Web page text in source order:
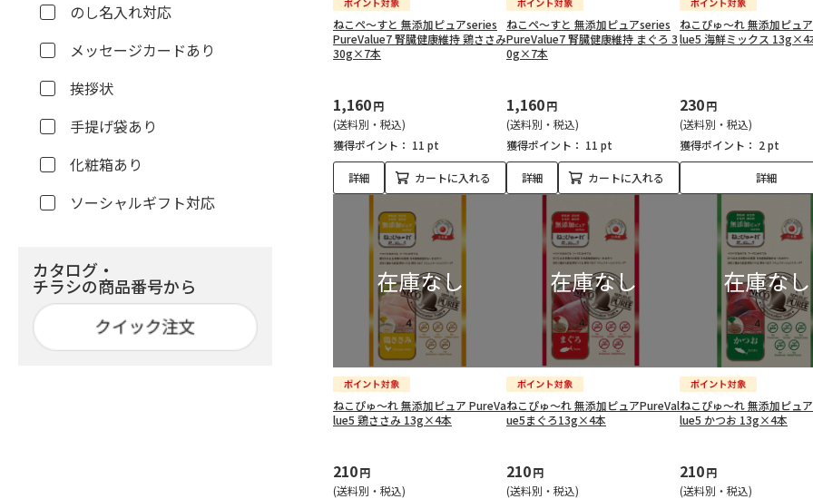
ねこペ～すと 無添加ピュアseries
PureValue7 腎臓健康維持 鶏ささみ
30g×7本
1,160円
(送料別・税込)
獲得ポイント： 11 pt
詳細 カートに入れる
ねこペ～すと 無添加ピュアseries
PureValue7 腎臓健康維持 まぐろ 3
0g×7本
1,160円
(送料別・税込)
獲得ポイント： 11 pt
詳細 カートに入れる
ねこぴゅ～れ 無添加ピュ
lue5 海鮮ミックス 13g×4
230円
(送料別・税込)
獲得ポイント： 2 pt
詳細
ねこぴゅ～れ 無添加ピュア PureVa
lue5 鶏ささみ 13g×4本
210円
(送料別・税込)
ねこぴゅ～れ 無添加ピュアPureVal
ue5まぐろ13g×4本
210円
(送料別・税込)
ねこぴゅ～れ 無添加ピュ
lue5 かつお 13g×4本
210円
(送料別・税込)
のし名入れ対応
メッセージカードあり
挨拶状
手提げ袋あり
化粧箱あり
ソーシャルギフト対応
カタログ・
チラシの商品番号から